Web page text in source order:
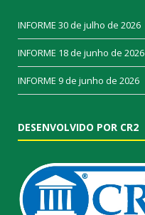
INFORME 30 de julho de 2026
INFORME 18 de junho de 2026
INFORME 9 de junho de 2026
DESENVOLVIDO POR CR2